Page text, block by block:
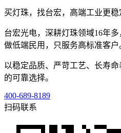
买灯珠，找台宏，高端工业更稳
台宏光电，深耕灯珠领域16年
做低端民用，只服务高标准客户
以稳定品质、严苛工艺、长寿
的可靠选择。
400-689-8189
扫码联系